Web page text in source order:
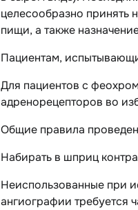
целесообразно принять
пищи, а также
Пациентам,
Для пациентов с
адренорецепторов во
Общие правила
Набирать в шприц
Неиспользованные при
ангиографии требуется